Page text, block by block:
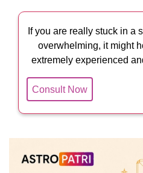
If you are really stuck in a
overwhelming, it might
extremely experienced
Consult Now